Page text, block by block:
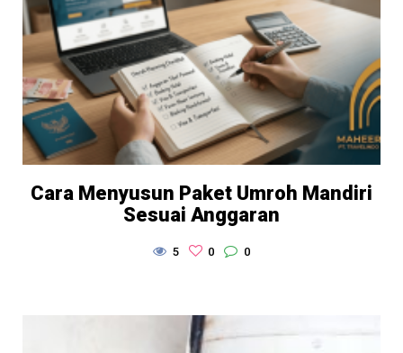
Cara Menyusun Paket Umroh Mandiri
Sesuai Anggaran
5 0 0